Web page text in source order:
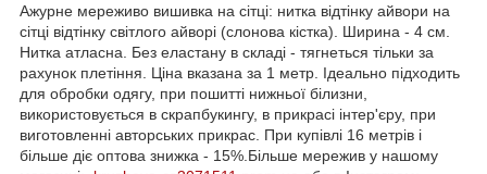
Ажурне мереживо вишивка на сітці: нитка відтінку айвори на
сітці відтінку світлого айворі (слонова кістка). Ширина - 4 см.
Нитка атласна. Без еластану в складі - тягнеться тільки за
рахунок плетіння. Ціна вказана за 1 метр. Ідеально підходить
для обробки одягу, при пошитті нижньої білизни,
використовується в скрапбукингу, в прикрасі інтер'єру, при
виготовленні авторських прикрас. При купівлі 16 метрів і
більше діє оптова знижка - 15%.Більше мережив у нашому